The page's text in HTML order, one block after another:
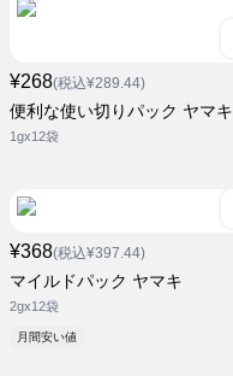
¥268(税込¥289.44)
便利な使い切りパック ヤマキ
1gx12袋
¥368(税込¥397.44)
マイルドパック ヤマキ
2gx12袋
月間安い値